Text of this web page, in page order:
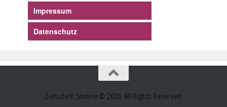
Impressum
Datenschutz
Zeitschrift Stimme © 2026. All Rights Reserved.